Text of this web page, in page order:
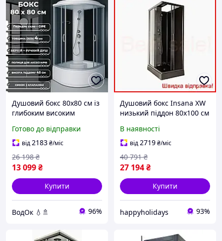
Душовий бокс 80х80 см із
глибоким високим
см сидінням тоноване
скло розсувні двері
Гідробокс
Готово до відправки
від2183₴/міс
13 099₴
26 198 ₴
Купити
ВодОк 💧🚿 96%
Душовий бокс Insana XW
низький піддон 80х100 см
душ з гідромасажем
В наявності
від2719₴/міс
27 194₴
40 791 ₴
Купити
happyholidays 93%